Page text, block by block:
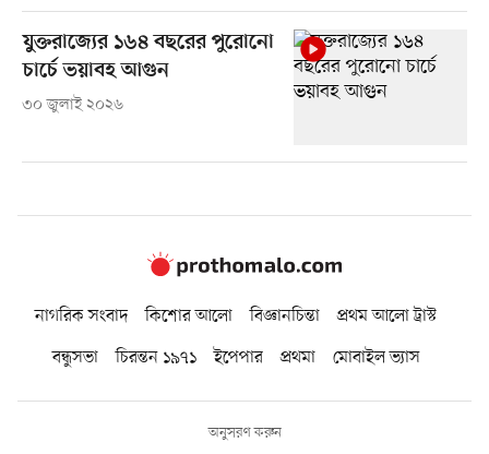
যুক্তরাজ্যের ১৬৪ বছরের পুরোনো
চার্চে ভয়াবহ আগুন
৩০ জুলাই ২০২৬
নাগরিক সংবাদ কিশোর আলো বিজ্ঞানচিন্তা
প্রথম আলো ট্রাস্ট
বন্ধুসভা
চিরন্তন ১৯৭১ ইপেপার প্রথমা মোবাইল ভ্যাস
অনুসরণ করুন